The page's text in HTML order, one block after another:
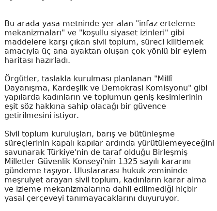
Bu arada yasa metninde yer alan "infaz erteleme
mekanizmaları" ve "koşullu siyaset izinleri" gibi
maddelere karşı çıkan sivil toplum, süreci kilitlemek
amacıyla üç ana ayaktan oluşan çok yönlü bir eylem
haritası hazırladı.
Örgütler, taslakla kurulması planlanan "Millî
Dayanışma, Kardeşlik ve Demokrasi Komisyonu" gibi
yapılarda kadınların ve toplumun geniş kesimlerinin
eşit söz hakkına sahip olacağı bir güvence
getirilmesini istiyor.
Sivil toplum kuruluşları, barış ve bütünleşme
süreçlerinin kapalı kapılar ardında yürütülemeyeceğini
savunarak Türkiye'nin de taraf olduğu Birleşmiş
Milletler Güvenlik Konseyi'nin 1325 sayılı kararını
gündeme taşıyor. Uluslararası hukuk zemininde
meşruiyet arayan sivil toplum, kadınların karar alma
ve izleme mekanizmalarına dahil edilmediği hiçbir
yasal çerçeveyi tanımayacaklarını duyuruyor.